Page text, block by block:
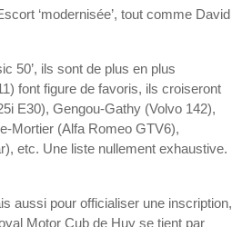
‘modernisée’, tout comme David
50’, ils sont de plus en plus
font figure de favoris, ils croiseront
E30), Gengou-Gathy (Volvo 142),
Mortier (Alfa Romeo GTV6),
etc. Une liste nullement exhaustive.
aussi pour officialiser une inscription,
Motor Cub de Huy se tient par